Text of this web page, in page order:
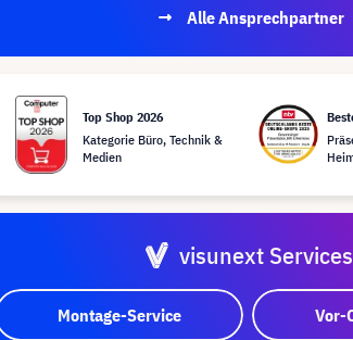
Alle Ansprechpartner
Top Shop 2026
Kategorie Büro, Technik &
Medien
visunext Services
Montage-Service Vor-